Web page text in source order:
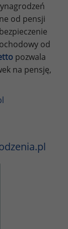
od pensji
od
pozwala
na pensję,